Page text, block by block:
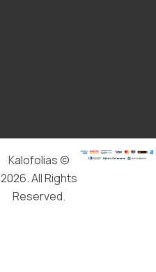
Kalofolias ©
2026. All Rights
Reserved.